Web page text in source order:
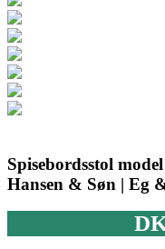
Spisebordsstol
Hansen & Søn | Eg